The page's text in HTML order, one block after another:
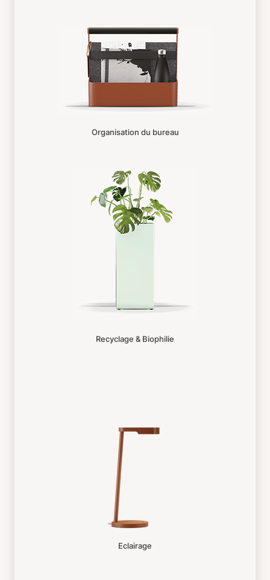
Organisation du bureau
Recyclage & Biophilie
Eclairage